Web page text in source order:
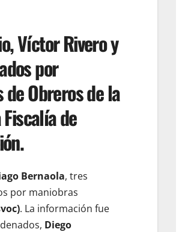
Víctor Rivero y
por
Obreros de la
de
Bernaola, tres
por maniobras
. La información fue
Diego